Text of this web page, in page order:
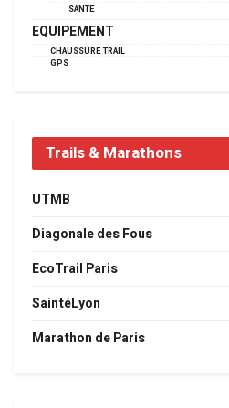
SANTÉ
EQUIPEMENT
CHAUSSURE TRAIL
GPS
Trails & Marathons
UTMB
Diagonale des Fous
EcoTrail Paris
SaintéLyon
Marathon de Paris